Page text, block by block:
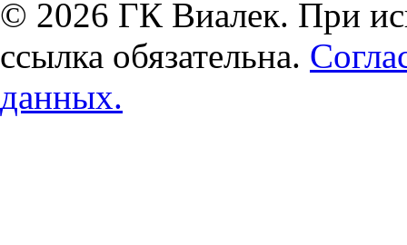
© 2026 ГК Виалек. При
ссылка обязательна.
данных.